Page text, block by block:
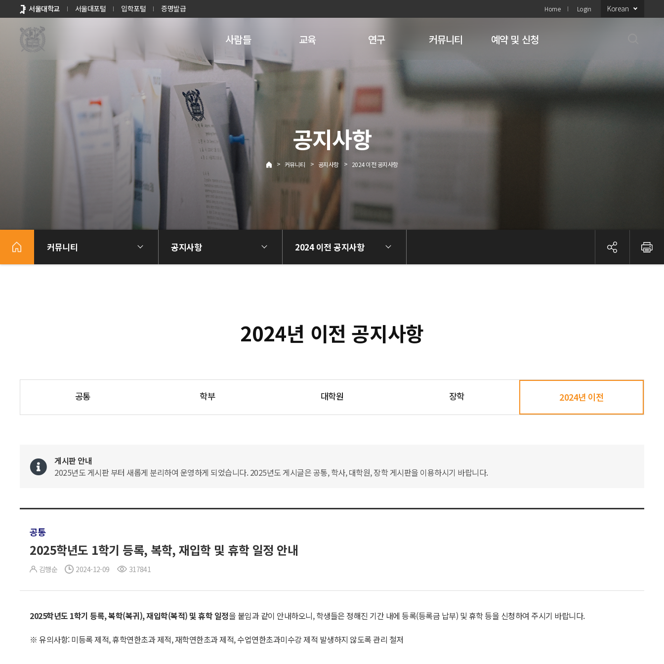
바로가기
메뉴
서울대학교 서울대포털 입학포털 증명발급 Home Login Korean
사람들 교육 연구 커뮤니티 예약 및 신청
공지사항
> 커뮤니티 > 공지사항 > 2024 이전 공지사항
커뮤니티 공지사항 2024 이전 공지사항
2024년 이전 공지사항
공통 학부 대학원 장학 2024년 이전
게시판 안내
2025년도 게시판 부터 새롭게 분리하여 운영하게 되었습니다. 2025년도 게시글은 공통, 학사, 대학원, 장학 게시판을 이용하시기 바랍니다.
공통
2025학년도 1학기 등록, 복학, 재입학 및 휴학 일정 안내
김행순 2024-12-09 317841
2025학년도 1학기 등록,복학(복귀),재입학(복적) 및 휴학 일정을 붙임과 같이 안내하오니, 학생들은 정해진 기간 내에 등록(등록금 납부) 및 휴학 등을 신청하여 주시기 바랍니다.
※ 유의사항: 미등록 제적, 휴학연한초과 제적, 재학연한초과 제적, 수업연한초과미수강 제적 발생하지 않도록 관리 철저